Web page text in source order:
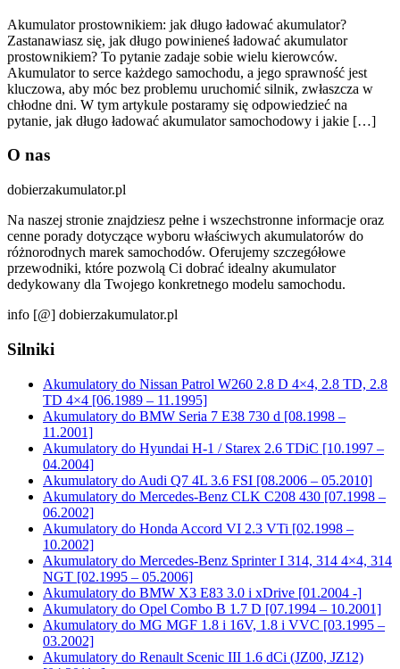
Akumulator prostownikiem: jak długo ładować akumulator?
Zastanawiasz się, jak długo powinieneś ładować akumulator
prostownikiem? To pytanie zadaje sobie wielu kierowców.
Akumulator to serce każdego samochodu, a jego sprawność jest
kluczowa, aby móc bez problemu uruchomić silnik, zwłaszcza w
chłodne dni. W tym artykule postaramy się odpowiedzieć na
pytanie, jak długo ładować akumulator samochodowy i jakie […]
O nas
dobierzakumulator.pl
Na naszej stronie znajdziesz pełne i wszechstronne informacje oraz
cenne porady dotyczące wyboru właściwych akumulatorów do
różnorodnych marek samochodów. Oferujemy szczegółowe
przewodniki, które pozwolą Ci dobrać idealny akumulator
dedykowany dla Twojego konkretnego modelu samochodu.
info [@] dobierzakumulator.pl
Silniki
Akumulatory do Nissan Patrol W260 2.8 D 4×4, 2.8 TD, 2.8
TD 4×4 [06.1989 – 11.1995]
Akumulatory do BMW Seria 7 E38 730 d [08.1998 –
11.2001]
Akumulatory do Hyundai H-1 / Starex 2.6 TDiC [10.1997 –
04.2004]
Akumulatory do Audi Q7 4L 3.6 FSI [08.2006 – 05.2010]
Akumulatory do Mercedes-Benz CLK C208 430 [07.1998 –
06.2002]
Akumulatory do Honda Accord VI 2.3 VTi [02.1998 –
10.2002]
Akumulatory do Mercedes-Benz Sprinter I 314, 314 4×4, 314
NGT [02.1995 – 05.2006]
Akumulatory do BMW X3 E83 3.0 i xDrive [01.2004 -]
Akumulatory do Opel Combo B 1.7 D [07.1994 – 10.2001]
Akumulatory do MG MGF 1.8 i 16V, 1.8 i VVC [03.1995 –
03.2002]
Akumulatory do Renault Scenic III 1.6 dCi (JZ00, JZ12)